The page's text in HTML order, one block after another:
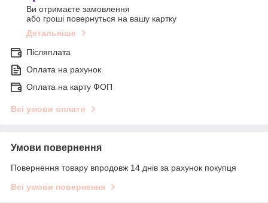
Ви отримаєте замовлення
або гроші повернуться на вашу картку
Детальніше
Післяплата
Оплата на рахунок
Оплата на карту ФОП
Всі умови оплати
Умови повернення
Повернення товару впродовж 14 днів за рахунок покупця
Всі умови повернення